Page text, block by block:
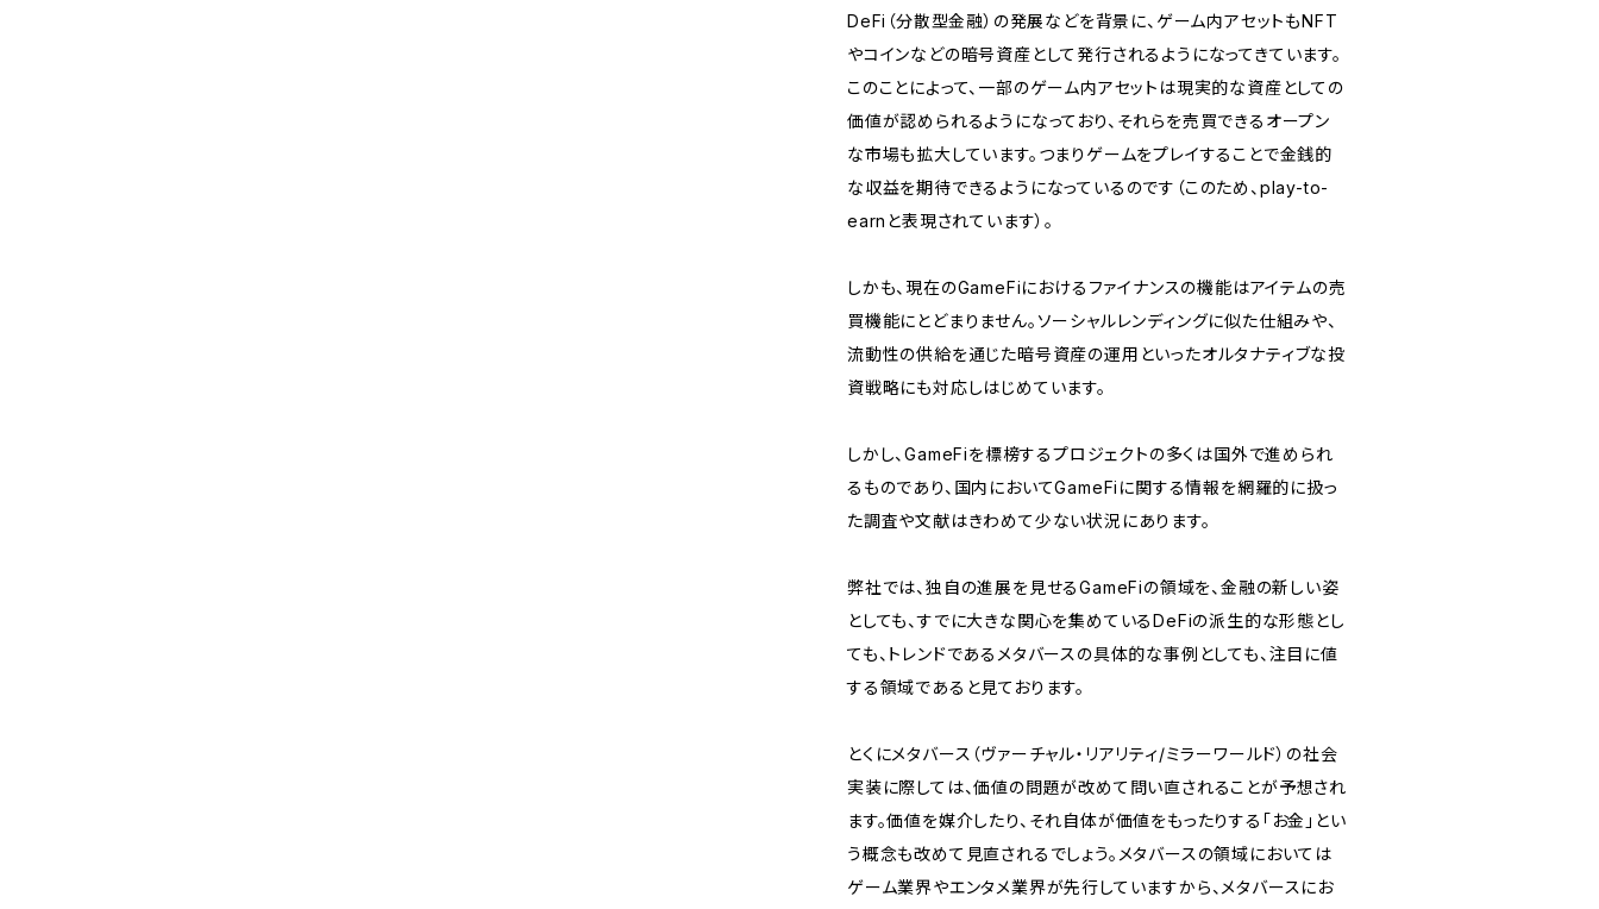
DeFi（分散型金融）の発展などを背景に、ゲーム内アセットもNFT
やコインなどの暗号資産として発行されるようになってきています。
このことによって、一部のゲーム内アセットは現実的な資産としての
価値が認められるようになっており、それらを売買できるオープン
な市場も拡大しています。つまりゲームをプレイすることで金銭的
な収益を期待できるようになっているのです（このため、play-to-
earnと表現されています）。
しかも、現在のGameFiにおけるファイナンスの機能はアイテムの売
買機能にとどまりません。ソーシャルレンディングに似た仕組みや、
流動性の供給を通じた暗号資産の運用といったオルタナティブな投
資戦略にも対応しはじめています。
しかし、GameFiを標榜するプロジェクトの多くは国外で進められ
るものであり、国内においてGameFiに関する情報を網羅的に扱っ
た調査や文献はきわめて少ない状況にあります。
弊社では、独自の進展を見せるGameFiの領域を、金融の新しい姿
としても、すでに大きな関心を集めているDeFiの派生的な形態とし
ても、トレンドであるメタバースの具体的な事例としても、注目に値
する領域であると見ております。
とくにメタバース（ヴァーチャル・リアリティ/ミラーワールド）の社会
実装に際しては、価値の問題が改めて問い直されることが予想され
ます。価値を媒介したり、それ自体が価値をもったりする「お金」とい
う概念も改めて見直されるでしょう。メタバースの領域においては
ゲーム業界やエンタメ業界が先行していますから、メタバースにお